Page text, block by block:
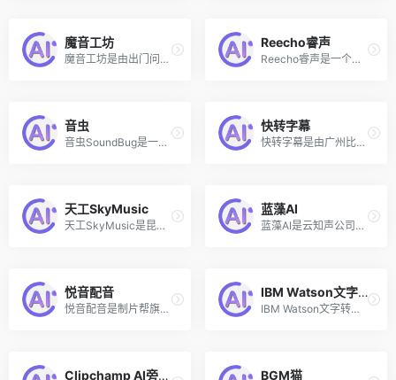
魔音工坊
魔音工坊是由出门问问推出的一款先进的配音工具和高效多人音频协同创作工具，可以智能将文字转换成语音，支持多种语言和语音风格，包括中文、英文、日语、韩语等。该工具集成了先进的深度学习技术，可以根据不同的文本内容和语境，生成自然流畅的语音。
Reecho睿声
Reecho睿声是一个超拟真瞬时人工智能语音克隆平台，利用先进的AI语音技术，允许用户通过上传或录制一段音频样本，来创建并克隆特定的声音角色。该平台的特点是能够快速地从较短的音频样本中克隆声音，而不需要长时间的训练过程
音虫
音虫SoundBug是一款由国内团队研发的数字音频工作站（DAW）软件，以其简洁直观的用户界面和易于上手的操作特点，为音乐爱好者提供了一套完整的音乐制作工具。SoundBug支持Windows和Mac电脑端使用，内置了AI编曲、丰富的音色库和必要的音频编辑功能。
快转字幕
快转字幕是由广州比高网络科技推出的一款语音视频转文字字幕的平台，可智能识别音视频内容，将其转录为文字版本。该工具通过先进的语音识别技术，高效省时地为无字幕音视频添加高准确率的字幕，避免了传统手工打字或使用低质量转录工具后所需的繁琐手动校正，提升了自媒体工作者在视频制作中的工作效率。此外，快转字幕不仅提供快速、准确的字幕服务，还支持多种语言和字幕翻译功能，使内容创作者能够更容易地触及全球观众。
天工SkyMusic
天工SkyMusic是昆仑万维推出的国内首个音乐SOTA模型，采用自研的大模型音乐音频生成技术，能够实现端到端的音乐创作，包括乐器、人声、旋律等元素的一体化生成。
蓝藻AI
蓝藻AI是云知声公司开发的人工智能内容创作平台，专注于AI声音克隆、文字配音和文案创作服务。用户可以通过该平台训练克隆个性化的语音模型，生成与原音相似的合成音频，或选择多样的AI发音人进行文字配音，同时提供细致的声音调节选项。
悦音配音
悦音配音是制片帮旗下推出的一款AI智能在线配音语音合成工具，可以帮助用户在线将文字输入快速轻松转换成语音。该AI配音工具提供男声、女声、童声、普通话、方言、英文等多种真人声音，在你输入文字后便可以直接智能生成音频。
IBM Watson文字转语音
IBM Watson文字转语音
Clipchamp AI旁白生成器 BGM猫